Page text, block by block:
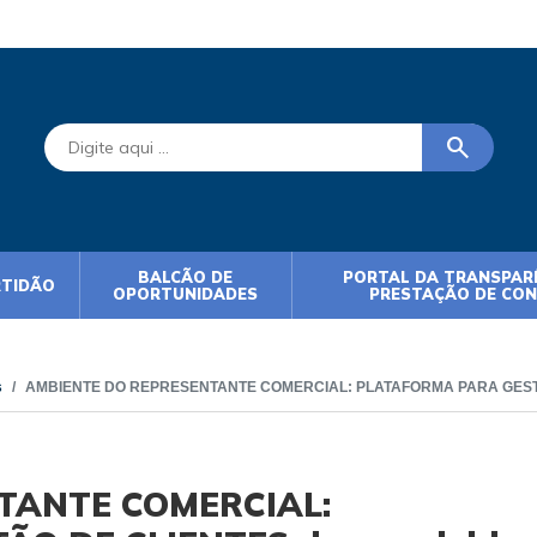
search
BALCÃO DE
OPORTUNIDADES
PORTAL DA
PRESTAÇÃO DE
AMBIENTE DO REPRESENTANTE COMERCIAL: PLATAFORMA PARA
COMERCIAL: